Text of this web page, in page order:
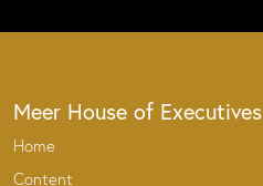
Meer House of Executives
Home
Content